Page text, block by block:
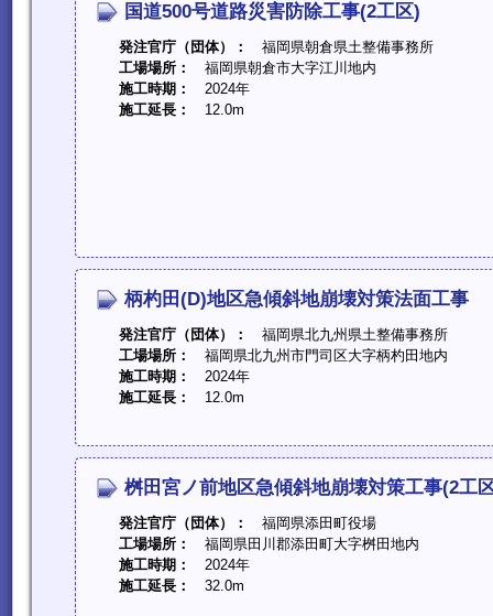
国道500号道路災害防除工事(2工区)
発注官庁（団体）：
福岡県朝倉県土整備事務所
工場場所：
福岡県朝倉市大字江川地内
施工時期：
2024年
施工延長：
12.0m
柄杓田(D)地区急傾斜地崩壊対策法面工事
発注官庁（団体）：
福岡県北九州県土整備事務所
工場場所：
福岡県北九州市門司区大字柄杓田地内
施工時期：
2024年
施工延長：
12.0m
桝田宮ノ前地区急傾斜地崩壊対策工事(2工
発注官庁（団体）：
福岡県添田町役場
工場場所：
福岡県田川郡添田町大字桝田地内
施工時期：
2024年
施工延長：
32.0m